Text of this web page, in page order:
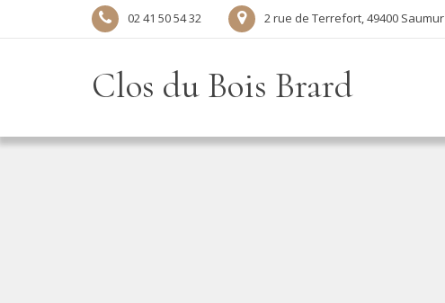
02 41 50 54 32 2 rue de Terrefort, 49400 Saumur
Clos du Bois Brard